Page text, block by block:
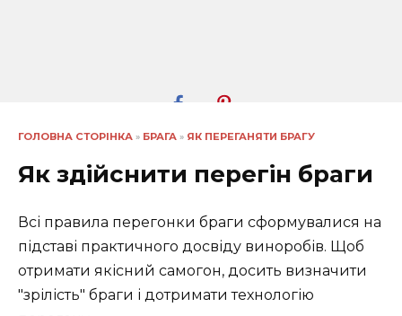
ГОЛОВНА СТОРІНКА » БРАГА » ЯК ПЕРЕГАНЯТИ БРАГУ
Як здійснити перегін браги
Всі правила перегонки браги сформувалися на
підставі практичного досвіду виноробів. Щоб
отримати якісний самогон, досить визначити
"зрілість" браги і дотримати технологію